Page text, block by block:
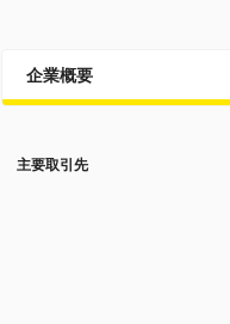
企業概要
主要取引先